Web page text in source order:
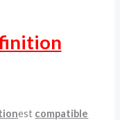
est compatible